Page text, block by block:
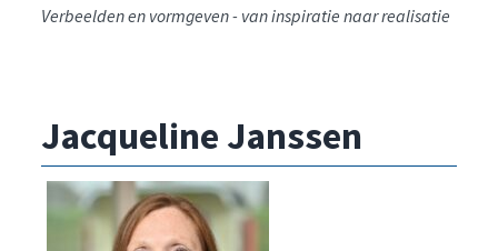
Verbeelden en vormgeven - van inspiratie naar realisatie
Jacqueline Janssen